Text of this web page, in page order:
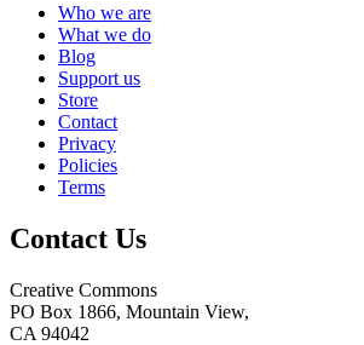
Who we are
What we do
Blog
Support us
Store
Contact
Privacy
Policies
Terms
Contact Us
Creative Commons
PO Box 1866, Mountain View,
CA 94042